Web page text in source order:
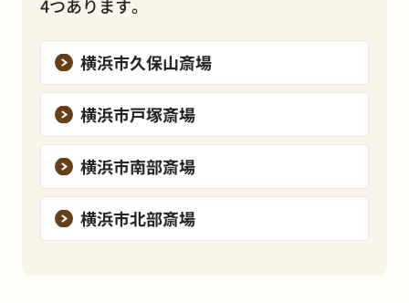
4つあります。
横浜市久保山斎場
横浜市戸塚斎場
横浜市南部斎場
横浜市北部斎場